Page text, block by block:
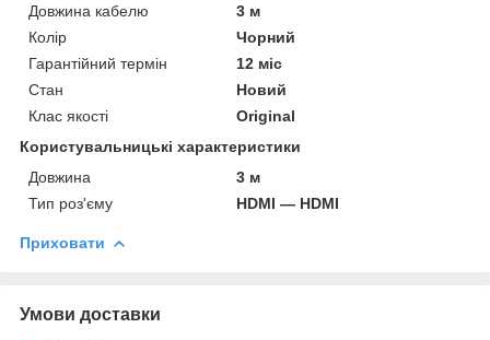
Довжина кабелю
3 м
Колір
Чорний
Гарантійний термін
12 міс
Стан
Новий
Клас якості
Original
Користувальницькі характеристики
Довжина
3 м
Тип роз'єму
HDMI — HDMI
Приховати
Умови доставки